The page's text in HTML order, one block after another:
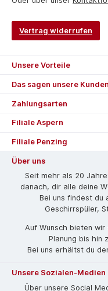
Vertrag widerrufen
Unsere Vorteile
Das sagen unsere Kunden
Zahlungsarten
Filiale Aspern
Filiale Penzing
Über uns
Seit mehr als 20
danach, dir alle deine
Bei uns findest du
Geschirrspüler,
Auf Wunsch bieten
Planung bis hin
Bei uns erhältst du
Unsere Sozialen-Medien
Über unsere Social